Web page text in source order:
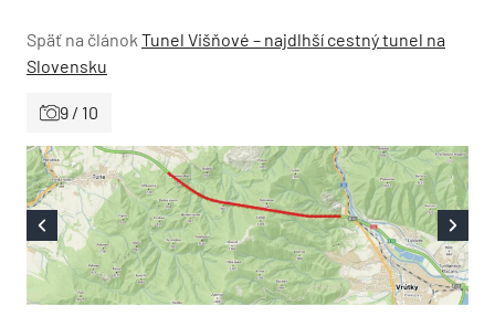
Späť na článok Tunel Višňové – najdlhší cestný tunel na
Slovensku
9 / 10